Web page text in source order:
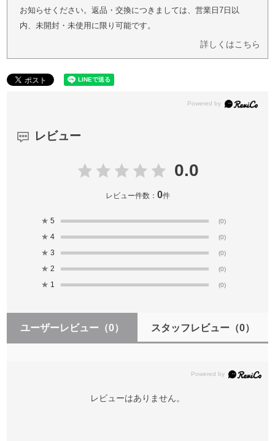
お知らせください。返品・交換につきましては、営業日7日以
内、未開封・未使用に限り可能です。
詳しくはこちら
レビュー
0.0
レビュー件数： 0件
★ 5 (0)
★ 4 (0)
★ 3 (0)
★ 2 (0)
★ 1 (0)
ユーザーレビュー （0） スタッフレビュー（0）
レビューはありません。